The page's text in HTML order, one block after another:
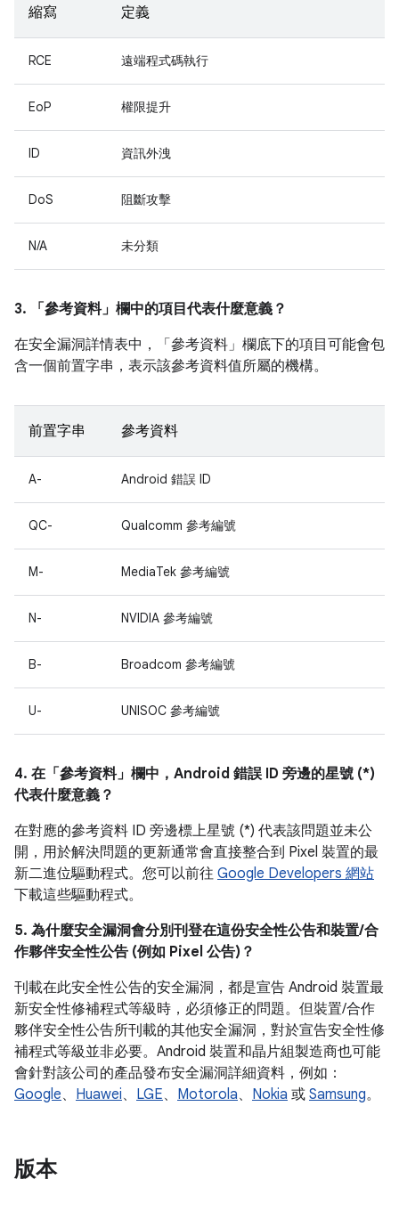
縮寫 定義
RCE 遠端程式碼執行
EoP 權限提升
ID 資訊外洩
DoS 阻斷攻擊
N/A 未分類
3. 「參考資料」 欄中的項目代表什麼意義？
在安全漏洞詳情表中，「參考資料」 欄底下的項目可能會包
含一個前置字串，表示該參考資料值所屬的機構。
前置字串 參考資料
A- Android 錯誤 ID
QC- Qualcomm 參考編號
M- MediaTek 參考編號
N- NVIDIA 參考編號
B- Broadcom 參考編號
U- UNISOC 參考編號
4. 在「參考資料」 欄中，Android 錯誤 ID 旁邊的星號 (*)
代表什麼意義？
在對應的參考資料 ID 旁邊標上星號 (*) 代表該問題並未公
開，用於解決問題的更新通常會直接整合到 Pixel 裝置的最
新二進位驅動程式。您可以前往 Google Developers 網站
下載這些驅動程式。
5. 為什麼安全漏洞會分別刊登在這份安全性公告和裝置/合
作夥伴安全性公告 (例如 Pixel 公告)？
刊載在此安全性公告的安全漏洞，都是宣告 Android 裝置最
新安全性修補程式等級時，必須修正的問題。但裝置/合作
夥伴安全性公告所刊載的其他安全漏洞，對於宣告安全性修
補程式等級並非必要。Android 裝置和晶片組製造商也可能
會針對該公司的產品發布安全漏洞詳細資料，例如：
Google、 Huawei、 LGE、 Motorola、 Nokia 或 Samsung。
版本